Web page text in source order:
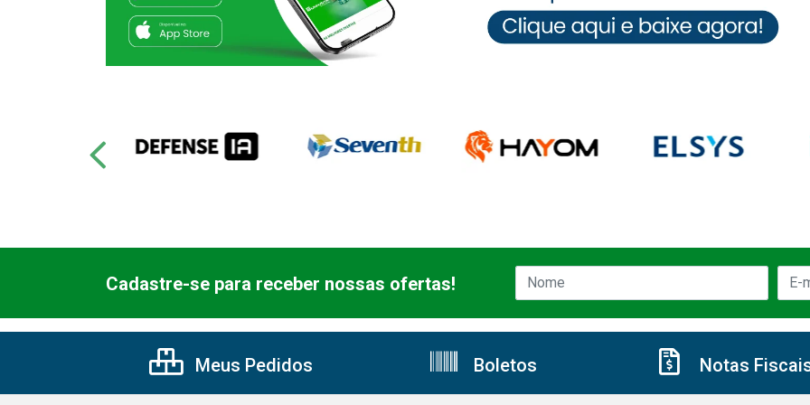
Cadastre-se para receber nossas ofertas!
Meus Pedidos Boletos Notas